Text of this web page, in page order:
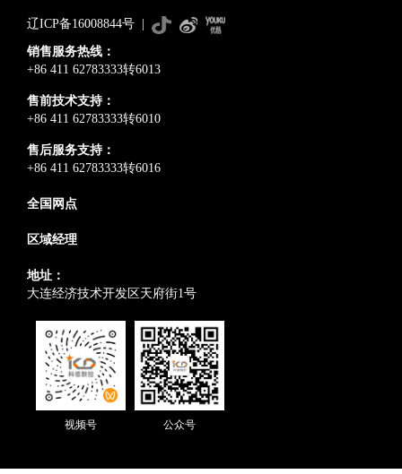
辽ICP备16008844号
销售服务热线：
+86 411 62783333转6013
售前技术支持：
+86 411 62783333转6010
售后服务支持：
+86 411 62783333转6016
全国网点
区域经理
地址：
大连经济技术开发区天府街1号
视频号 公众号